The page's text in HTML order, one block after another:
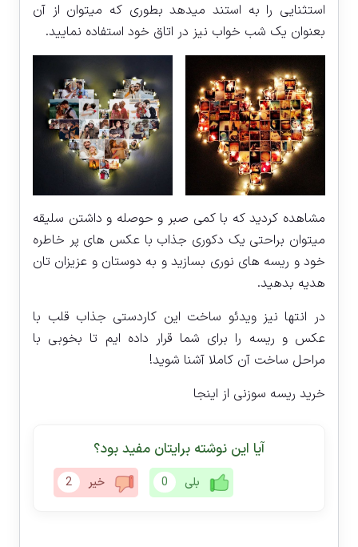
استثنایی را به استند میدهد بطوری که میتوان از آن
بعنوان یک شب خواب نیز در اتاق خود استفاده نمایید.
مشاهده کردید که با کمی صبر و حوصله و داشتن سلیقه
میتوان براحتی یک دکوری جذاب با عکس های پر خاطره
خود و ریسه های نوری بسازید و به دوستان و عزیزان تان
هدیه بدهید.
در انتها نیز ویدئو ساخت این کاردستی جذاب قلب با
عکس و ریسه را برای شما قرار داده ایم تا بخوبی با
مراحل ساخت آن کاملا آشنا شوید!
خرید ریسه سوزنی از اینجا
آیا این نوشته برایتان مفید بود؟
بلی 0 خیر 2